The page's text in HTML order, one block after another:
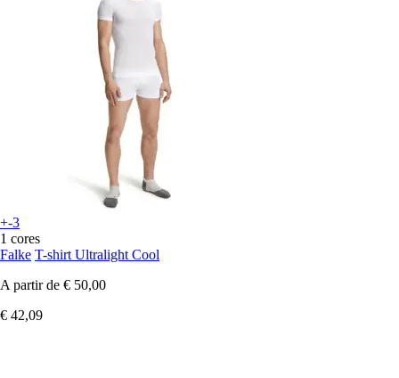
+-3
1 cores
Falke T-shirt Ultralight Cool
A partir de € 50,00
€ 42,09